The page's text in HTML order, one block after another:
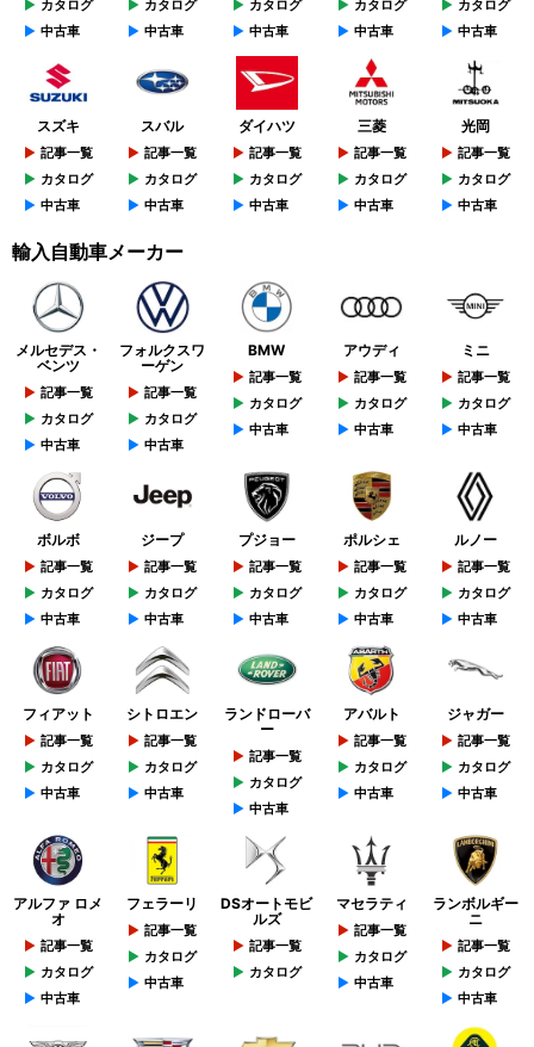
カタログ
中古車
カタログ
中古車
カタログ
中古車
カタログ
中古車
カタログ
中古車
スズキ
記事一覧
カタログ
中古車
スバル
記事一覧
カタログ
中古車
ダイハツ
記事一覧
カタログ
中古車
三菱
記事一覧
カタログ
中古車
光岡
記事一覧
カタログ
中古車
輸入自動車メーカー
メルセデス・
ベンツ
記事一覧
カタログ
中古車
フォルクスワ
ーゲン
記事一覧
カタログ
中古車
BMW
記事一覧
カタログ
中古車
アウディ
記事一覧
カタログ
中古車
ミニ
記事一覧
カタログ
中古車
ボルボ
記事一覧
カタログ
中古車
ジープ
記事一覧
カタログ
中古車
プジョー
記事一覧
カタログ
中古車
ポルシェ
記事一覧
カタログ
中古車
ルノー
記事一覧
カタログ
中古車
フィアット
記事一覧
カタログ
中古車
シトロエン
記事一覧
カタログ
中古車
ランドローバ
ー
記事一覧
カタログ
中古車
アバルト
記事一覧
カタログ
中古車
ジャガー
記事一覧
カタログ
中古車
アルファ ロメ
オ
記事一覧
カタログ
中古車
フェラーリ
記事一覧
カタログ
中古車
DSオートモビ
ルズ
記事一覧
カタログ
マセラティ
記事一覧
カタログ
中古車
ランボルギー
ニ
記事一覧
カタログ
中古車